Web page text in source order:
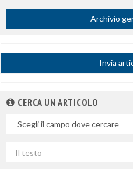
Archivio
Invia
CERCA UN ARTICOLO
campo
per